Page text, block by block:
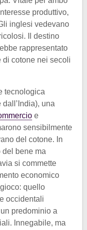
produttivo,
inglesi vedevano
Il destino
rappresentato
cotone nei secoli
tecnologica
una
e
sensibilmente
del cotone. In
bene ma
si commette
economico
quello
occidentali
predominio a
Innegabile, ma